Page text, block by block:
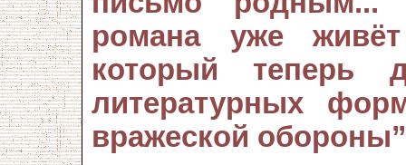
романа уже
который теперь
литературных
вражеской